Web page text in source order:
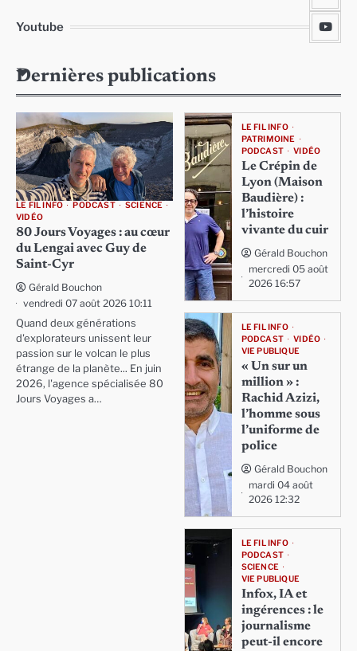
Youtube
Dernières publications
LE FIL INFO PODCAST
SCIENCE
VIDÉO
80 Jours Voyages : au cœur
du Lengai avec Guy de
Saint-Cyr
Gérald Bouchon
vendredi 07 août 2026 10:11
Quand deux générations
d'explorateurs unissent leur
passion sur le volcan le plus
étrange de la planète... En juin
2026, l'agence spécialisée 80
Jours Voyages a…
LE FIL INFO
PATRIMOINE
PODCAST
VIDÉO
Le Crépin de
Lyon (Maison
Baudière) :
l’histoire
vivante du cuir
Gérald Bouchon
mercredi 05 août
2026 16:57
LE FIL INFO
PODCAST
VIDÉO
VIE PUBLIQUE
« Un sur un
million » :
Rachid Azizi,
l’homme sous
l’uniforme de
police
Gérald Bouchon
mardi 04 août
2026 12:32
LE FIL INFO
PODCAST
SCIENCE
VIE PUBLIQUE
Infox, IA et
ingérences : le
journalisme
peut-il encore